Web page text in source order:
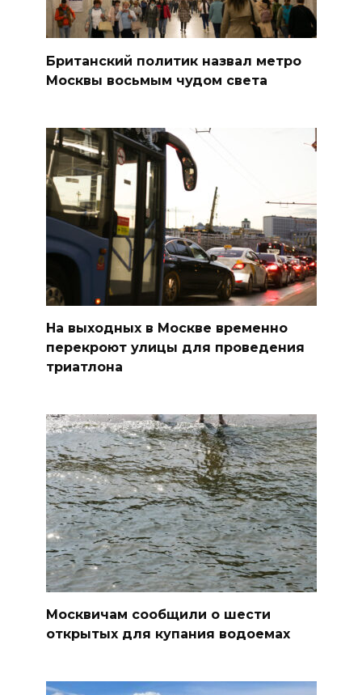
Британский политик назвал метро
Москвы восьмым чудом света
На выходных в Москве временно
перекроют улицы для проведения
триатлона
Москвичам сообщили о шести
открытых для купания водоемах